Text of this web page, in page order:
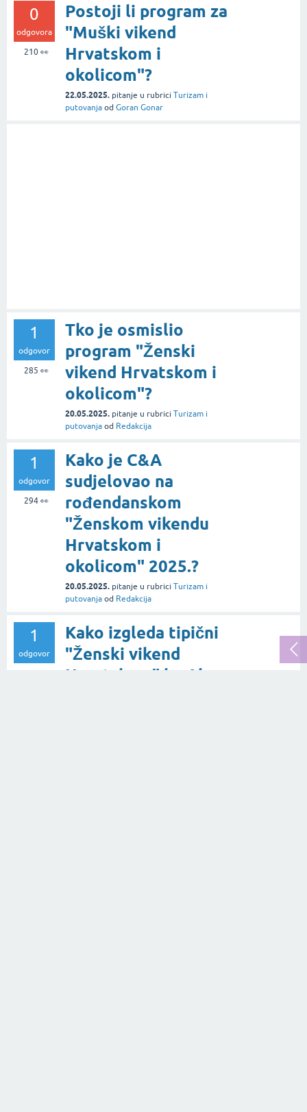
0
odgovora
210👀
Postoji li program za
"Muški vikend
Hrvatskom i
okolicom"?
22.05.2025. pitanje u rubrici Turizam i
putovanja od Goran Gonar
1
odgovor
285 👀
Tko je osmislio
program "Ženski
vikend Hrvatskom i
okolicom"?
20.05.2025. pitanje u rubrici Turizam i
putovanja od Redakcija
1
odgovor
294👀
Kako je C&A
sudjelovao na
rođendanskom
"Ženskom vikendu
Hrvatskom i
okolicom" 2025.?
20.05.2025. pitanje u rubrici Turizam i
putovanja od Redakcija
1
odgovor
Kako izgleda tipični
"Ženski vikend
Hrvatskom" by Alma